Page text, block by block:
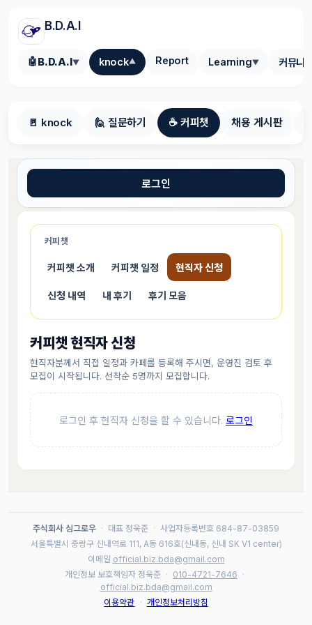
B.D.A.I
🤖B.D.A.I▼ knock▼ Report Learning▼ 커뮤니
🚪 knock 🙋 질문하기 ☕ 커피챗 채용 게시판
로그인
커피챗
커피챗 소개 커피챗 일정 현직자 신청
신청 내역 내 후기 후기 모음
커피챗 현직자 신청
현직자분께서 직접 일정과 카페를 등록해 주시면, 운영진 검토 후
모집이 시작됩니다. 선착순 5명까지 모집합니다.
로그인 후 현직자 신청을 할 수 있습니다. 로그인
주식회사 심그로우 · 대표 정욱준 · 사업자등록번호 684-87-03859
서울특별시 중랑구 신내역로 111, A동 616호(신내동, 신내 SK V1 center)
이메일 official.biz.bda@gmail.com
개인정보 보호책임자 정욱준 · 010-4721-7646 ·
official.biz.bda@gmail.com
이용약관 · 개인정보처리방침